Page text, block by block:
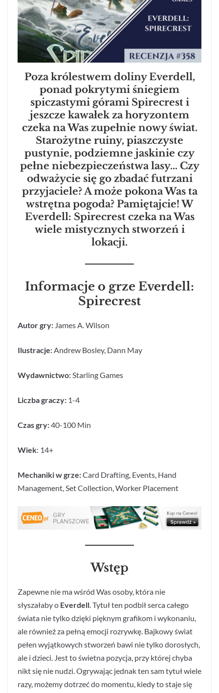
Poza królestwem doliny Everdell,
ponad pokrytymi śniegiem
spiczastymi górami Spirecrest i
jeszcze kawałek za horyzontem
czeka na Was zupełnie nowy świat.
Starożytne ruiny, piaszczyste
pustynie, podziemne jaskinie czy
pełne niebezpieczeństwa lasy… Czy
odważycie się go zbadać futrzani
przyjaciele? A może pokona Was ta
wstrętna pogoda? Pamiętajcie! W
Everdell: Spirecrest czeka na Was
wiele mistycznych stworzeń i
lokacji.
Informacje o grze Everdell:
Spirecrest
Autor gry: James A. Wilson
Ilustracje: Andrew Bosley, Dann May
Wydawnictwo: Starling Games
Liczba graczy: 1-4
Czas gry:40-100 Min
Wiek: 14+
Mechaniki w grze:Card Drafting, Events, Hand
Management, Set Collection, Worker Placement
Wstęp
Zapewne nie ma wśród Was osoby, która nie
słyszałaby o Everdell . Tytuł ten podbił serca całego
świata nie tylko dzięki pięknym grafikom i wykonaniu,
ale również za pełną emocji rozrywkę. Bajkowy świat
pełen wyjątkowych stworzeń bawi nie tylko dorosłych,
ale i dzieci. Jest to świetna pozycja, przy której chyba
nikt się nie nudzi. Ogrywając jednak ten sam tytuł wiele
razy, możemy dotrzeć do momentu, kiedy to staje się